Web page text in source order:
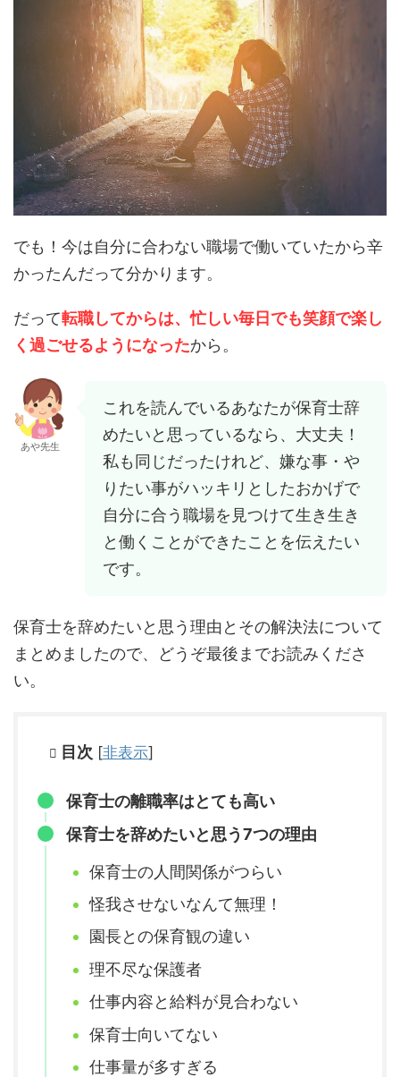
でも！今は自分に合わない職場で働いていたから辛
かったんだって分かります。
だって転職してからは、忙しい毎日でも笑顔で楽し
く過ごせるようになったから。
あや先生
これを読んでいるあなたが保育士辞
めたいと思っているなら、大丈夫！
私も同じだったけれど、嫌な事・や
りたい事がハッキリとしたおかげで
自分に合う職場を見つけて生き生き
と働くことができたことを伝えたい
です。
保育士を辞めたいと思う理由とその解決法について
まとめましたので、どうぞ最後までお読みくださ
い。
目次 [非表示]
保育士の離職率はとても高い
保育士を辞めたいと思う7つの理由
保育士の人間関係がつらい
怪我させないなんて無理！
園長との保育観の違い
理不尽な保護者
仕事内容と給料が見合わない
保育士向いてない
仕事量が多すぎる